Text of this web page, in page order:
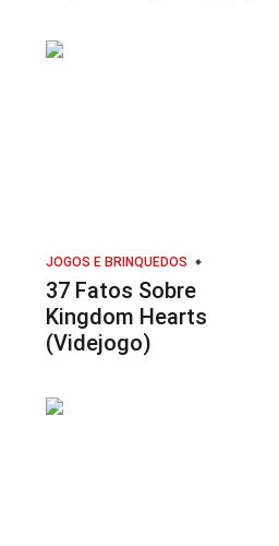
JOGOS E BRINQUEDOS
37 Fatos Sobre
Kingdom Hearts
(Videjogo)